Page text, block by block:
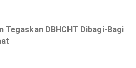
Tegaskan DBHCHT Dibagi-Bagi